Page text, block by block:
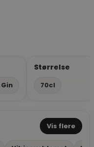
Størrelse
70cl
Vis flere